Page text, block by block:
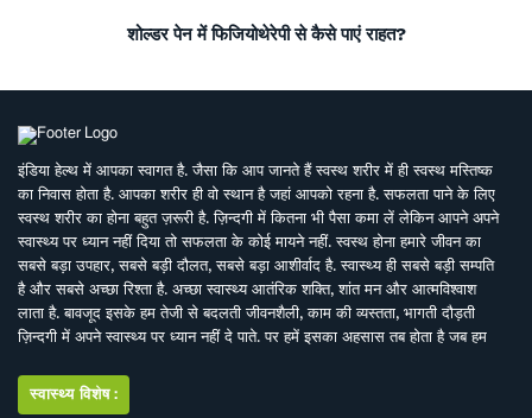
शोल्डर पेन में फिजियोथेरेपी से कैसे पाएं राहत?
इंडिया हेल्थ में आपका स्वागत है. जैसा कि आप जानते हैं स्वस्थ शरीर में ही स्वस्थ मस्तिष्क
का निवास होता है. आपका शरीर ही वो स्थान है जहां आपको रहना है. सफलता पाने के लिए
स्वस्थ शरीर का होना बहुत ज़रूरी है. ज़िन्दगी में कितना भी पैसा कमा लें लेकिन आपने अपने
स्वास्थ्य पर ध्यान नहीं दिया तो सफलता के कोई मायने नहीं. स्वस्थ होना हमारे जीवन का
सबसे बड़ा उपहार, सबसे बड़ी दौलत, सबसे बड़ा आशीर्वाद है. स्वास्थ्य ही सबसे बड़ी सम्पति
है और सबसे अच्छा रिश्ता है. अच्छा स्वास्थ्य आतंरिक शक्ति, शांत मन और आत्मविश्वाश
लाता है. बावजूद इसके हम तेजी से बदलती जीवनशैली, काम की व्यस्तता, भागती दौड़ती
ज़िन्दगी में अपने स्वास्थ्य पर ध्यान नहीं दे पाते. पर हमें इसका अहसास तब होता है जब हम
सर्वे सन्तु निरामया की परिकल्पना को साकार करने के मकसद से इस डिजिटल मीडिया
प्लेटफाॅर्म की परिकल्पना की गई है. जहां स्वास्थ्य विशेषज्ञों के साथ पत्रकारों, शोधकर्ताओं,
स्वास्थ्य विशेष: